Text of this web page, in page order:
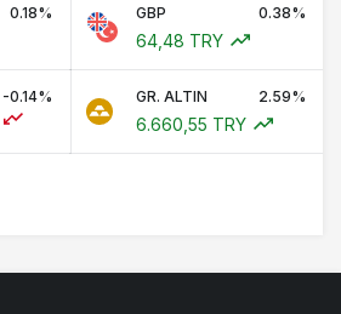
0.18% GBP 0.38%
64,48 TRY
-0.14% GR. ALTIN 2.59%
6.660,55 TRY